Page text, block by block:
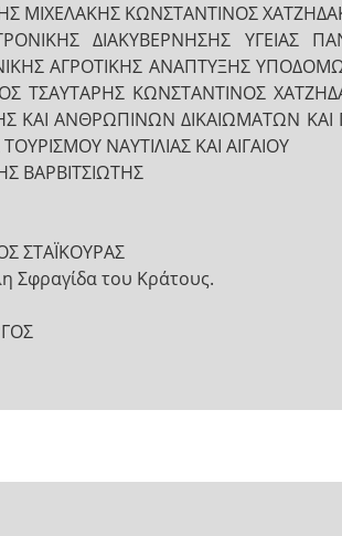
ΜΙΧΕΛΑΚΗΣ ΚΩΝΣΤΑΝΤΙΝΟΣ
ΔΙΑΚΥΒΕΡΝΗΣΗΣ ΥΓΕΙΑΣ
ΑΓΡΟΤΙΚΗΣ ΑΝΑΠΤΥΞΗΣ
ΤΣΑΥΤΑΡΗΣ ΚΩΝΣΤΑΝΤΙΝΟΣ
ΚΑΙ ΑΝΘΡΩΠΙΝΩΝ ΔΙΚΑΙΩΜΑΤΩΝ
ΝΑΥΤΙΛΙΑΣ ΚΑΙ ΑΙΓΑΙΟΥ
ΒΑΡΒΙΤΣΙΩΤΗΣ
ΣΤΑΪΚΟΥΡΑΣ
Σφραγίδα του Κράτους.